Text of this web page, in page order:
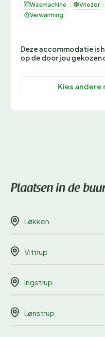
Wasmachine Vriezer
Verwarming
Deze accommodatie is
op de door jou gekozen
Kies andere
Plaatsen in de
Løkken
Vittrup
Ingstrup
Lønstrup